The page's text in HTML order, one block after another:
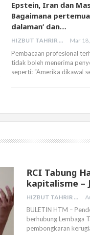
Epstein, Iran dan
Bagaimana
dalaman’ dan…
HIZBUT TAHRIR MALAYSIA Mar
Pembacaan profesional
tidak boleh menerima
seperti: “Amerika dikawal
RCI Tabung
kapitalisme –
HIZBUT TAHRIR MALAYSIA
BULETIN HTM –
berhubung Lembaga
pembongkaran